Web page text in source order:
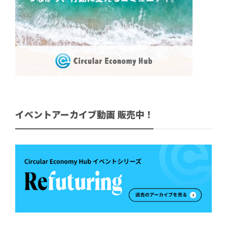
イベントアーカイブ動画 販売中！